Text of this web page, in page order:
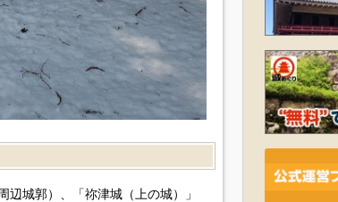
城郭）、「祢津城（上の城）」